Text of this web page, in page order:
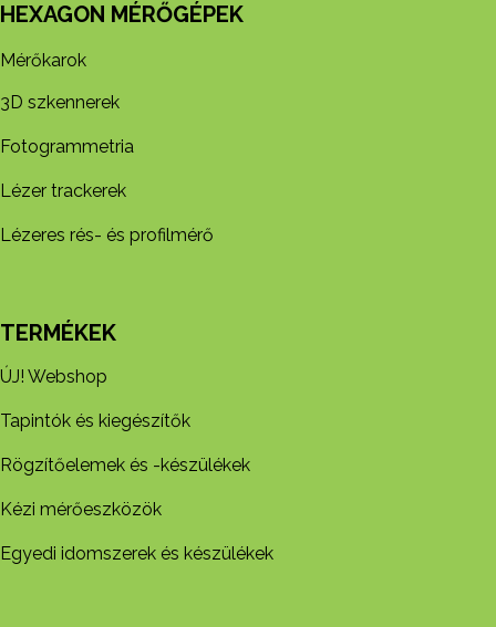
HEXAGON MÉRŐGÉPEK
Mérőkarok
3D szkennerek
Fotogrammetria
Lézer trackerek
Lézeres rés- és profilmérő
TERMÉKEK
ÚJ! Webshop
Tapintók és kiegészítők
Rögzítőelemek és -készül​ékek
Kézi mérőeszközök
Egyedi idomszerek és készülékek